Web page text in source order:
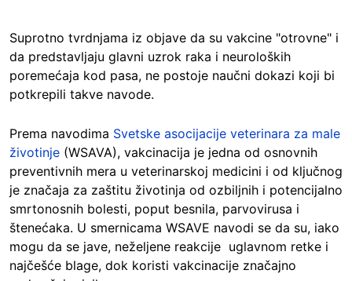
Suprotno tvrdnjama iz objave da su vakcine "otrovne" i
da predstavljaju glavni uzrok raka i neuroloških
poremećaja kod pasa, ne postoje naučni dokazi koji bi
potkrepili takve navode.
Prema navodima Svetske asocijacije veterinara za male
životinje (WSAVA), vakcinacija je jedna od osnovnih
preventivnih mera u veterinarskoj medicini i od ključnog
je značaja za zaštitu životinja od ozbiljnih i potencijalno
smrtonosnih bolesti, poput besnila, parvovirusa i
štenećaka. U smernicama WSAVE navodi se da su, iako
mogu da se jave, neželjene reakcije uglavnom retke i
najčešće blage, dok koristi vakcinacije značajno